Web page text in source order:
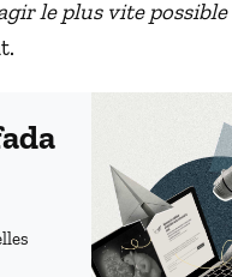
le plus vite possible